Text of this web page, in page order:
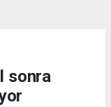
sonra